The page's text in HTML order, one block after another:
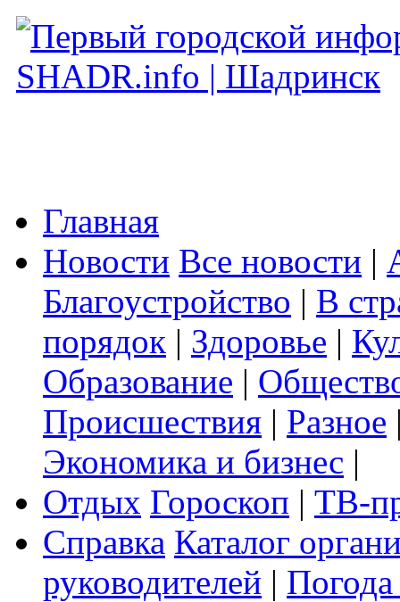
Главная
Новости Все новости |
Благоустройство | В
порядок | Здоровье |
Образование |
Происшествия | Разное
Экономика и бизнес |
Отдых Гороскоп | ТВ-
Справка Каталог
руководителей |